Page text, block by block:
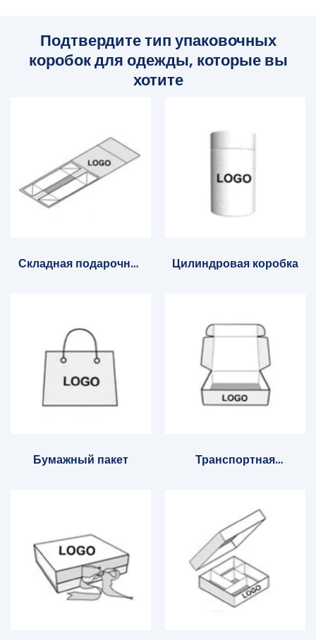
Подтвердите тип упаковочных
коробок для одежды, которые вы
хотите
Складная подарочная
Цилиндровая коробка
Бумажный пакет
Транспортная